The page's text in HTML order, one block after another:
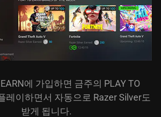
에 가입하면 금주의 PLAY TO
레이하면서 자동으로 Razer Silver도
받게 됩니다.